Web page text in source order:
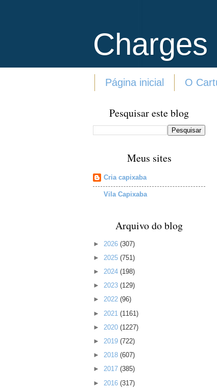
Charges
Página inicial O
Pesquisar este blog
Meus sites
Cria capixaba
Vila Capixaba
Arquivo do blog
► 2026 (307)
► 2025 (751)
► 2024 (198)
► 2023 (129)
► 2022 (96)
► 2021 (1161)
► 2020 (1227)
► 2019 (722)
► 2018 (607)
► 2017 (385)
► 2016 (317)